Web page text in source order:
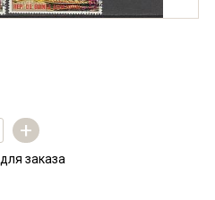
+
заказа